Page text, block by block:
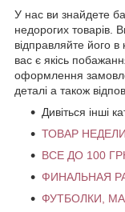
У нас ви знайдете
недорогих товарів.
відправляйте його
вас є якісь
оформлення
деталі а також
Дивіться інші
ТОВАР НЕДЕЛИ
ВСЕ ДО 100
ФИНАЛЬНАЯ
ФУТБОЛКИ,